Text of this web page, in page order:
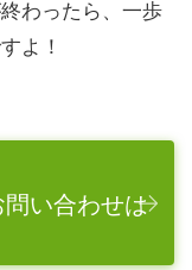
わったら、一歩
よ！
い合わせは